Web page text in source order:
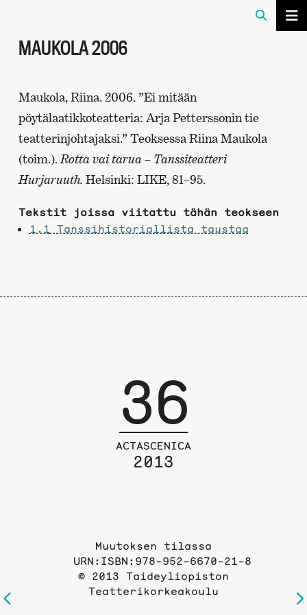
MAUKOLA 2006
Maukola, Riina. 2006. ”Ei mitään
pöytälaatikkoteatteria: Arja Petterssonin tie
teatterinjohtajaksi.” Teoksessa Riina Maukola
(toim.). Rotta vai tarua – Tanssiteatteri
Hurjaruuth. Helsinki: LIKE, 81–95.
Tekstit joissa viitattu tähän teokseen
1.1 Tanssihistoriallista taustaa
36
ACTASCENICA
2013
Muutoksen tilassa
URN:ISBN:978-952-6670-21-8
© 2013 Taideyliopiston
Teatterikorkeakoulu